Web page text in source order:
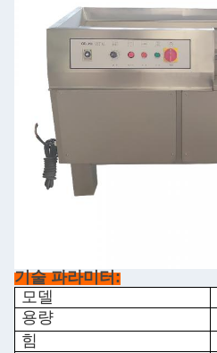
기술 파라미터:
모델
용량
힘